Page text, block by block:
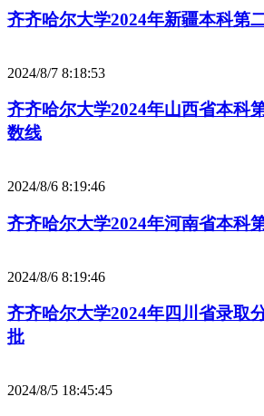
齐齐哈尔大学2024年新疆本科第
2024/8/7 8:18:53
齐齐哈尔大学2024年山西省本科
数线
2024/8/6 8:19:46
齐齐哈尔大学2024年河南省本科
2024/8/6 8:19:46
齐齐哈尔大学2024年四川省录
批
2024/8/5 18:45:45